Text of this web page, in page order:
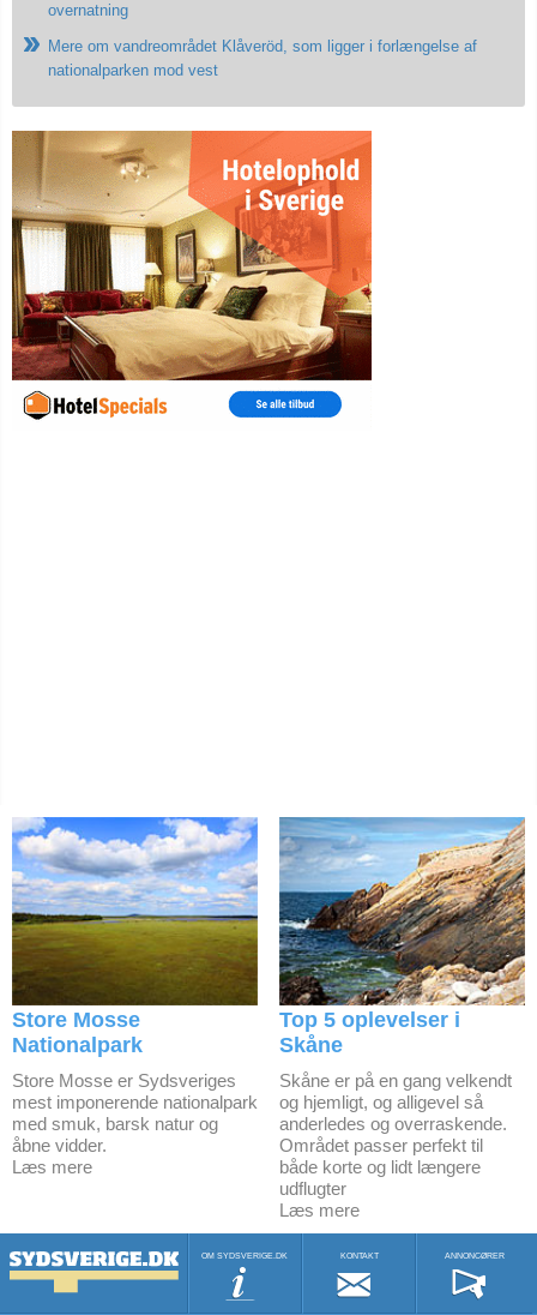
overnatning
Mere om vandreområdet Klåveröd, som ligger i forlængelse af
nationalparken mod vest
Store Mosse
Nationalpark
Store Mosse er Sydsveriges
mest imponerende nationalpark
med smuk, barsk natur og
åbne vidder.
Læs mere
Top 5 oplevelser i
Skåne
Skåne er på en gang velkendt
og hjemligt, og alligevel så
anderledes og overraskende.
Området passer perfekt til
både korte og lidt længere
udflugter
Læs mere
OM SYDSVERIGE.DK KONTAKT ANNONCØRER